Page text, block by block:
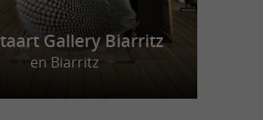
Gallery Biarritz
en Biarritz